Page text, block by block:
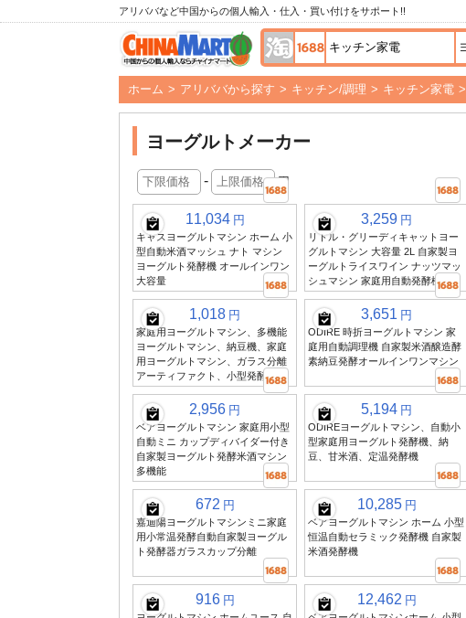
アリババなど中国からの個人輸入・仕入・買い付けをサポート!!
ホーム > アリババから探す > キッチン/調理 > キッチン家電 >
ヨーグルトメーカー
- 円
11,034 円
キャスヨーグルトマシン ホーム 小
型自動米酒マッシュ ナト マシン
ヨーグルト発酵機 オールインワン
大容量
3,259 円
リトル・グリーディキャットヨー
グルトマシン 大容量 2L 自家製ヨ
ーグルトライスワイン ナッツマッ
シュマシン 家庭用自動発酵機
1,018 円
家庭用ヨーグルトマシン、多機能
ヨーグルトマシン、納豆機、家庭
用ヨーグルトマシン、ガラス分離
アーティファクト、小型発酵器
3,651 円
ODIRE 時折ヨーグルトマシン 家
庭用自動調理機 自家製米酒醸造酵
素納豆発酵オールインワンマシン
2,956 円
ベアヨーグルトマシン 家庭用小型
自動ミニ カップディバイダー付き
自家製ヨーグルト発酵米酒マシン
多機能
5,194 円
ODIREヨーグルトマシン、自動小
型家庭用ヨーグルト発酵機、納
豆、甘米酒、定温発酵機
672 円
嘉迪陽ヨーグルトマシンミニ家庭
用小常温発酵自動自家製ヨーグル
ト発酵器ガラスカップ分離
10,285 円
ベアヨーグルトマシン ホーム 小型
恒温自動セラミック発酵機 自家製
米酒発酵機
916 円 12,462 円